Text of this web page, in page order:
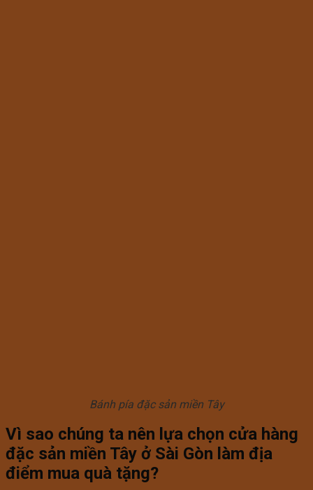
Bánh pía đặc sản miền Tây
Vì sao chúng ta nên lựa chọn cửa hàng
đặc sản miền Tây ở Sài Gòn làm địa
điểm mua quà tặng?